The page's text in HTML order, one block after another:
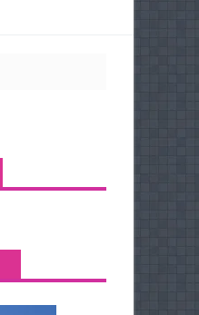
para viajar seguro por